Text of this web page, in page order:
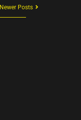
Newer Posts